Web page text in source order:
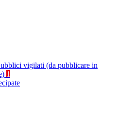
vigilati (da pubblicare in
1